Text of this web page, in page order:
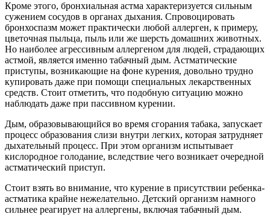
Кроме этого, бронхиальная астма характеризуется сильным
сужением сосудов в органах дыхания. Спровоцировать
бронхоспазм может практически любой аллерген, к примеру,
цветочная пыльца, пыль или же шерсть домашних животных.
Но наиболее агрессивным аллергеном для людей, страдающих
астмой, является именно табачный дым. Астматические
приступы, возникающие на фоне курения, довольно трудно
купировать даже при помощи специальных лекарственных
средств. Стоит отметить, что подобную ситуацию можно
наблюдать даже при пассивном курении.
Дым, образовывающийся во время сгорания табака, запускает
процесс образования слизи внутри легких, которая затрудняет
дыхательный процесс. При этом организм испытывает
кислородное голодание, вследствие чего возникает очередной
астматический приступ.
Стоит взять во внимание, что курение в присутствии ребенка-
астматика крайне нежелательно. Детский организм намного
сильнее реагирует на аллергены, включая табачный дым.